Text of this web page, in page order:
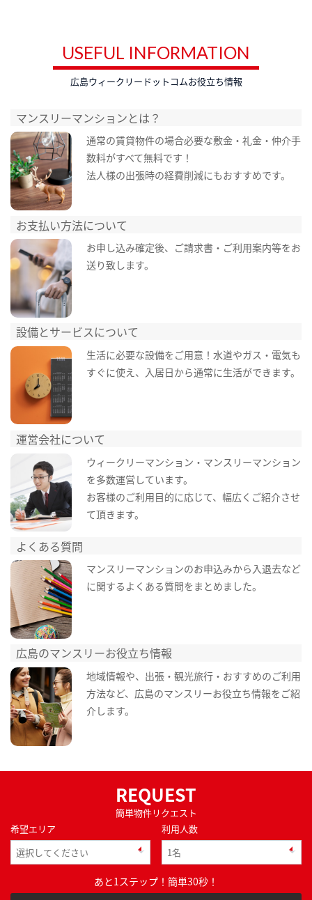
USEFUL INFORMATION
広島ウィークリードットコムお役立ち情報
マンスリーマンションとは？
通常の賃貸物件の場合必要な敷金・礼金・仲介手
数料がすべて無料です！
法人様の出張時の経費削減にもおすすめです。
お支払い方法について
お申し込み確定後、ご請求書・ご利用案内等をお
送り致します。
設備とサービスについて
生活に必要な設備をご用意！水道やガス・電気も
すぐに使え、入居日から通常に生活ができます。
運営会社について
ウィークリーマンション・マンスリーマンション
を多数運営しています。
お客様のご利用目的に応じて、幅広くご紹介させ
て頂きます。
よくある質問
マンスリーマンションのお申込みから入退去など
に関するよくある質問をまとめました。
広島のマンスリーお役立ち情報
地域情報や、出張・観光旅行・おすすめのご利用
方法など、広島のマンスリーお役立ち情報をご紹
介します。
REQUEST
簡単物件リクエスト
希望エリア
利用人数
あと1ステップ！簡単30秒！